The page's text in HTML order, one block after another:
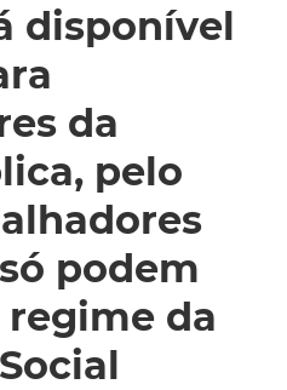
disponível
da
pelo
podem
da